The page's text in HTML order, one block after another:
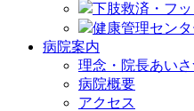
下肢救済・フ
健康管理センタ
病院案内
理念・院長あいさ
病院概要
アクセス